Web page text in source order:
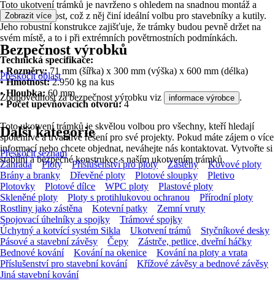
Toto ukotvení trámků je navrženo s ohledem na snadnou montáž a
vysokou nosnost, což z něj činí ideální volbu pro stavebníky a kutily.
Jeho robustní konstrukce zajišťuje, že trámky budou pevně držet na
svém místě, a to i při extrémních povětrnostních podmínkách.
Technická specifikace:
•Rozměry:71 mm (šířka) x 300 mm (výška) x 600 mm (délka)
•Hmotnost:2.950 kg na kus
•Hloubka: 60 mm
•Počet upevňovacích otvorů:4
Toto ukotvení trámků je skvělou volbou pro všechny, kteří hledají
spolehlivé a trvanlivé řešení pro své projekty. Pokud máte zájem o více
informací nebo chcete objednat, neváhejte nás kontaktovat. Vytvořte si
stabilní a bezpečné konstrukce s naším ukotvením trámků.
Zobrazit více
Bezpečnost výrobků
Přeskočit oblast
Zodpovědnost za bezpečnost výrobku viz informace výrobce .
Další kategorie
Přeskočit seznam
Zahrada
Ploty Příslušenství pro ploty Zástěny
Kovové ploty
Brány a branky
Dřevěné ploty Plotové sloupky
Pletivo
Plotovky
Plotové dílce WPC ploty
Plastové ploty
Skleněné ploty
Ploty s protihlukovou ochranou
Přírodní ploty
Rostliny jako zástěna
Kotevní patky
Zemní vruty
Spojovací úhelníky a spojky
Trámové spojky
Úchytný a kotvící systém Sikla
Ukotvení trámů
Styčníkové desky
Pásové a stavební závěsy
Čepy
Zástrče, petlice, dveřní háčky
Bednové kování
Kování na okenice
Kování na ploty a vrata
Příslušenství pro stavební kování
Křížové závěsy a bednové závěsy
Jiná stavební kování